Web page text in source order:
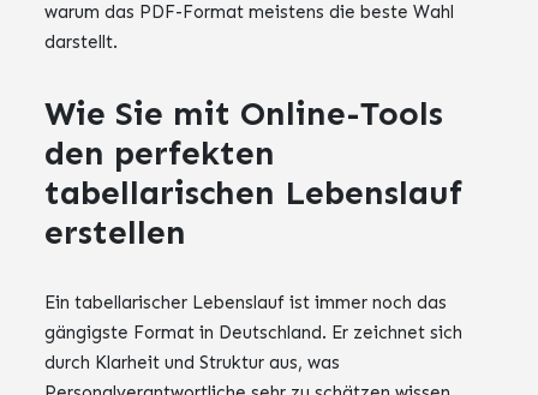
warum das PDF-Format meistens die beste Wahl
darstellt.
Wie Sie mit Online-Tools
den perfekten
tabellarischen Lebenslauf
erstellen
Ein tabellarischer Lebenslauf ist immer noch das
gängigste Format in Deutschland. Er zeichnet sich
durch Klarheit und Struktur aus, was